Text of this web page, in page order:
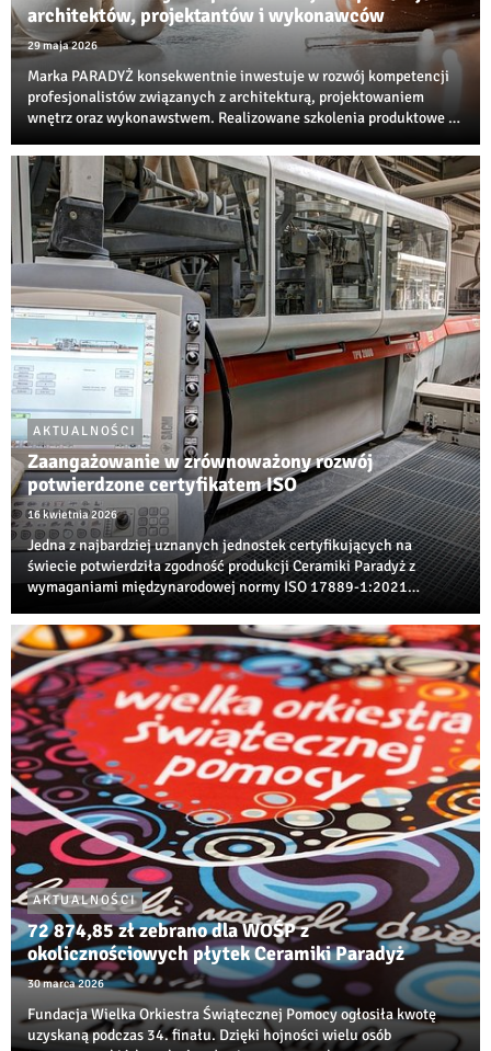
architektów, projektantów i wykonawców
29 maja 2026
Marka PARADYŻ konsekwentnie inwestuje w rozwój kompetencji
profesjonalistów związanych z architekturą, projektowaniem
wnętrz oraz wykonawstwem. Realizowane szkolenia produktowe i
edukacyjnych w branży ceramiczne...
AKTUALNOŚCI
Zaangażowanie w zrównoważony rozwój
potwierdzone certyfikatem ISO
16 kwietnia 2026
Jedna z najbardziej uznanych jednostek certyfikujących na
świecie potwierdziła zgodność produkcji Ceramiki Paradyż z
wymaganiami międzynarodowej normy ISO 17889‑1:2021
AKTUALNOŚCI
72 874,85 zł zebrano dla WOŚP z
okolicznościowych płytek Ceramiki Paradyż
30 marca 2026
Fundacja Wielka Orkiestra Świątecznej Pomocy ogłosiła kwotę
uzyskaną podczas 34. finału. Dzięki hojności wielu osób